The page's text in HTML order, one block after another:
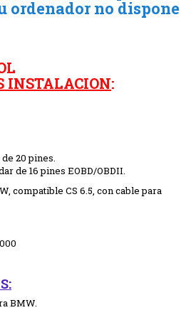
ordenador no dispone
INSTALACION:
20 pines.
de 16 pines EOBD/OBDII.
compatible CS 6.5, con cable para
BMW.